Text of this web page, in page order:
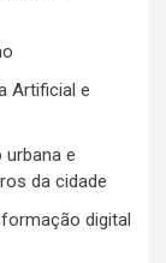
Artificial e
e
da cidade
digital